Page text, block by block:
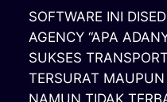
SOFTWARE INI
AGENCY “APA
SUKSES
TERSURAT